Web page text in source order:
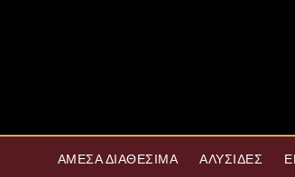
ΆΜΕΣΑ ΔΙΑΘΈΣΙΜΑ ΑΛΥΣΊΔΕΣ